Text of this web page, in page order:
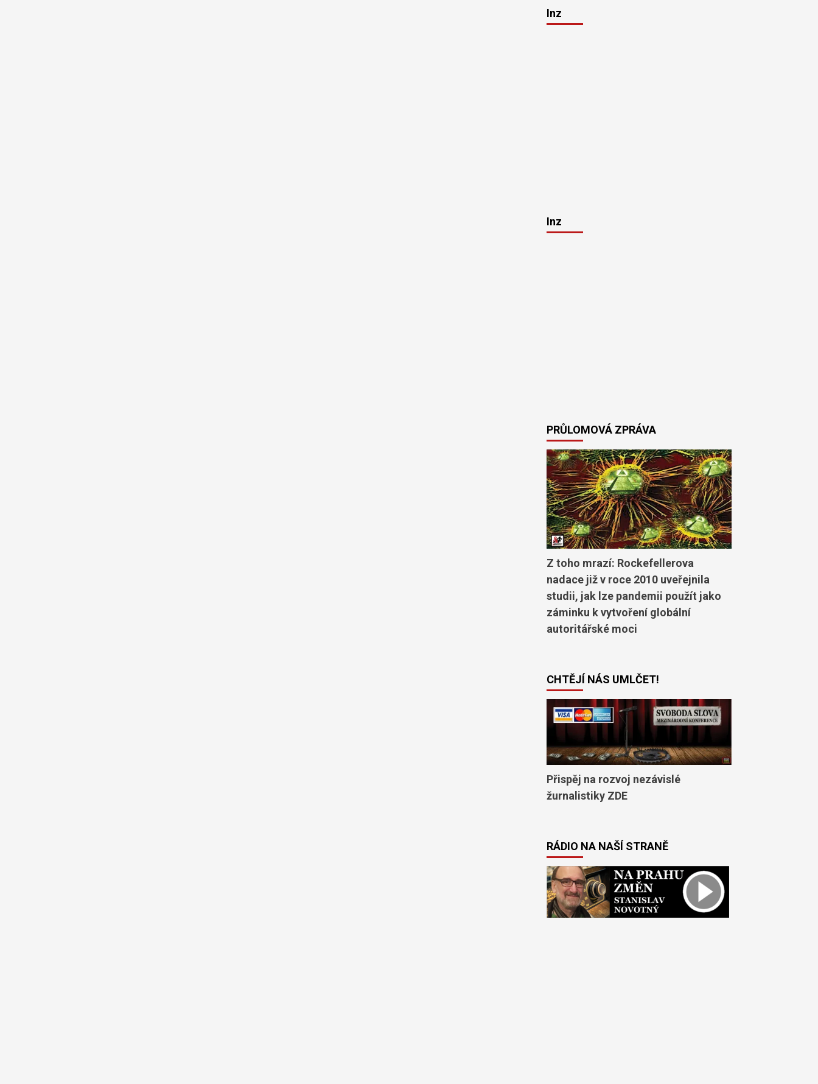
Inz
Inz
PRŮLOMOVÁ ZPRÁVA
Z toho mrazí: Rockefellerova
nadace již v roce 2010 uveřejnila
studii, jak lze pandemii použít jako
záminku k vytvoření globální
autoritářské moci
CHTĚJÍ NÁS UMLČET!
Přispěj na rozvoj nezávislé
žurnalistiky ZDE
RÁDIO NA NAŠÍ STRANĚ